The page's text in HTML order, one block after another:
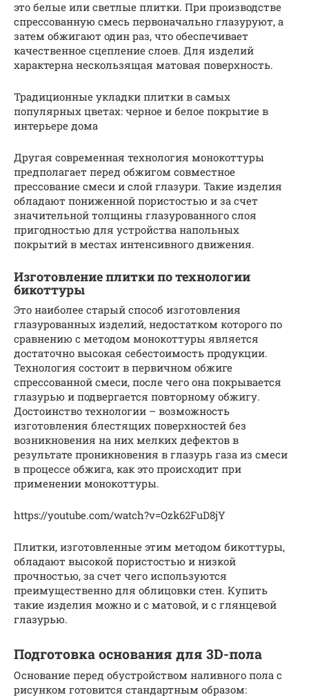
это белые или светлые плитки. При производстве
спрессованную смесь первоначально глазуруют, а
затем обжигают один раз, что обеспечивает
качественное сцепление слоев. Для изделий
характерна нескользящая матовая поверхность.
Традиционные укладки плитки в самых
популярных цветах: черное и белое покрытие в
интерьере дома
Другая современная технология монокоттуры
предполагает перед обжигом совместное
прессование смеси и слой глазури. Такие изделия
обладают пониженной пористостью и за счет
значительной толщины глазурованного слоя
пригодностью для устройства напольных
покрытий в местах интенсивного движения.
Изготовление плитки по технологии
бикоттуры
Это наиболее старый способ изготовления
глазурованных изделий, недостатком которого по
сравнению с методом монокоттуры является
достаточно высокая себестоимость продукции.
Технология состоит в первичном обжиге
спрессованной смеси, после чего она покрывается
глазурью и подвергается повторному обжигу.
Достоинство технологии – возможность
изготовления блестящих поверхностей без
возникновения на них мелких дефектов в
результате проникновения в глазурь газа из смеси
в процессе обжига, как это происходит при
применении монокоттуры.
https://youtube.com/watch?v=Ozk62FuD8jY
Плитки, изготовленные этим методом бикоттуры,
обладают высокой пористостью и низкой
прочностью, за счет чего используются
преимущественно для облицовки стен. Купить
такие изделия можно и с матовой, и с глянцевой
глазурью.
Подготовка основания для 3D-пола
Основание перед обустройством наливного пола с
рисунком готовится стандартным образом: